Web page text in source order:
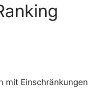
mit Einschränkungen